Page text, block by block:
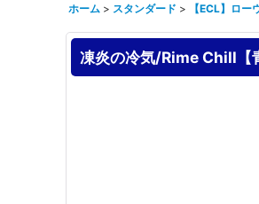
ホーム > スタンダード > 【ECL】ロー
凍炎の冷気/Rime Chill【